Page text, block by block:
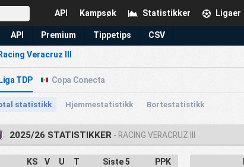
Ligaer
Statistikker
Kampsøk
API
API Premium Tippetips CSV
Racing Veracruz III
Liga TDP Copa Conecta
statistikk Hjemmestatistikk Bortestatistikk
2025/26 STATISTIKKER - RACING VERACRUZ III
KS V U T Siste 5 PPK